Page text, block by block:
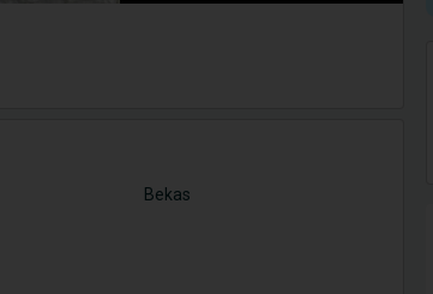
Bekas